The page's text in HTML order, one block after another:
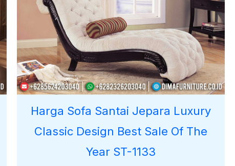
Harga Sofa Santai Jepara Luxury
Classic Design Best Sale Of The
Year ST-1133